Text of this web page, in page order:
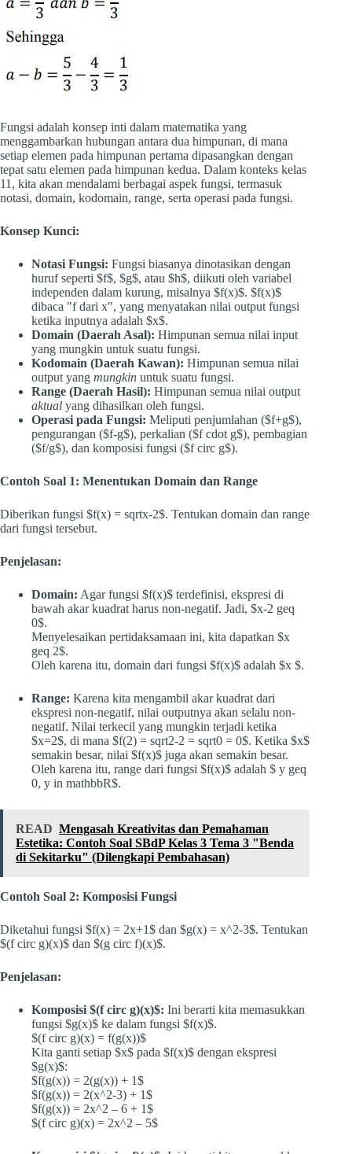
Fungsi adalah konsep inti dalam matematika yang
menggambarkan hubungan antara dua himpunan, di mana
setiap elemen pada himpunan pertama dipasangkan dengan
tepat satu elemen pada himpunan kedua. Dalam konteks kelas
11, kita akan mendalami berbagai aspek fungsi, termasuk
notasi, domain, kodomain, range, serta operasi pada fungsi.
Konsep Kunci:
Notasi Fungsi: Fungsi biasanya dinotasikan dengan
huruf seperti $f$, $g$, atau $h$, diikuti oleh variabel
independen dalam kurung, misalnya $f(x)$. $f(x)$
dibaca "f dari x", yang menyatakan nilai output fungsi
ketika inputnya adalah $x$.
Domain (Daerah Asal): Himpunan semua nilai input
yang mungkin untuk suatu fungsi.
Kodomain (Daerah Kawan): Himpunan semua nilai
output yang mungkin untuk suatu fungsi.
Range (Daerah Hasil): Himpunan semua nilai output
aktual yang dihasilkan oleh fungsi.
Operasi pada Fungsi: Meliputi penjumlahan ($f+g$),
pengurangan ($f-g$), perkalian ($f cdot g$), pembagian
($f/g$), dan komposisi fungsi ($f circ g$).
Contoh Soal 1: Menentukan Domain dan Range
Diberikan fungsi $f(x) = sqrtx-2$. Tentukan domain dan range
dari fungsi tersebut.
Penjelasan:
Domain: Agar fungsi $f(x)$ terdefinisi, ekspresi di
bawah akar kuadrat harus non-negatif. Jadi, $x-2 geq
0$.
Menyelesaikan pertidaksamaan ini, kita dapatkan $x
geq 2$.
Oleh karena itu, domain dari fungsi $f(x)$ adalah $x $.
Range: Karena kita mengambil akar kuadrat dari
ekspresi non-negatif, nilai outputnya akan selalu non-
negatif. Nilai terkecil yang mungkin terjadi ketika
$x=2$, di mana $f(2) = sqrt2-2 = sqrt0 = 0$. Ketika $x$
semakin besar, nilai $f(x)$ juga akan semakin besar.
Oleh karena itu, range dari fungsi $f(x)$ adalah $ y geq
0, y in mathbbR$.
READ Mengasah Kreativitas dan Pemahaman
Estetika: Contoh Soal SBdP Kelas 3 Tema 3 "Benda
di Sekitarku" (Dilengkapi Pembahasan)
Contoh Soal 2: Komposisi Fungsi
Diketahui fungsi $f(x) = 2x+1$ dan $g(x) = x^2-3$. Tentukan
$(f circ g)(x)$ dan $(g circ f)(x)$.
Penjelasan:
Komposisi $(f circ g)(x)$: Ini berarti kita memasukkan
fungsi $g(x)$ ke dalam fungsi $f(x)$.
$(f circ g)(x) = f(g(x))$
Kita ganti setiap $x$ pada $f(x)$ dengan ekspresi
$g(x)$:
$f(g(x)) = 2(g(x)) + 1$
$f(g(x)) = 2(x^2-3) + 1$
$f(g(x)) = 2x^2 – 6 + 1$
$(f circ g)(x) = 2x^2 – 5$